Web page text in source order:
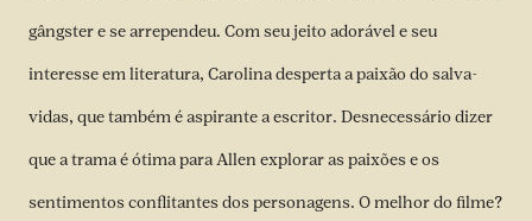
gângster e se arrependeu. Com seu jeito adorável e seu
interesse em literatura, Carolina desperta a paixão do salva-
vidas, que também é aspirante a escritor. Desnecessário dizer
que a trama é ótima para Allen explorar as paixões e os
sentimentos conflitantes dos personagens. O melhor do filme?